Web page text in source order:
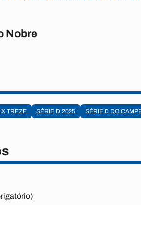
Nobre
X TREZE SÉRIE D 2025 SÉRIE D DO